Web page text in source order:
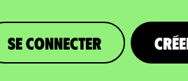
Se connecter